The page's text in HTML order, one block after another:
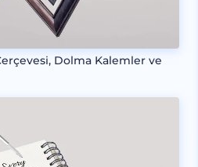
Dolma Kalemler ve